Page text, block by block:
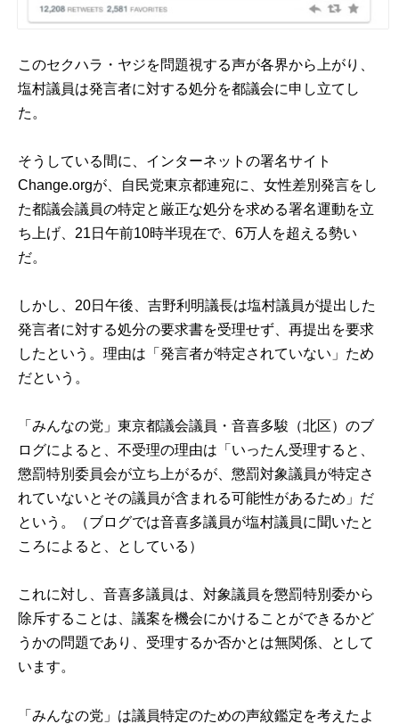
このセクハラ・ヤジを問題視する声が各界から上がり、
塩村議員は発言者に対する処分を都議会に申し立てし
た。
そうしている間に、インターネットの署名サイト
Change.orgが、自民党東京都連宛に、女性差別発言をし
た都議会議員の特定と厳正な処分を求める署名運動を立
ち上げ、21日午前10時半現在で、6万人を超える勢い
だ。
しかし、20日午後、吉野利明議長は塩村議員が提出した
発言者に対する処分の要求書を受理せず、再提出を要求
したという。理由は「発言者が特定されていない」ため
だという。
「みんなの党」東京都議会議員・音喜多駿（北区）のブ
ログによると、不受理の理由は「いったん受理すると、
懲罰特別委員会が立ち上がるが、懲罰対象議員が特定さ
れていないとその議員が含まれる可能性があるため」だ
という。（ブログでは音喜多議員が塩村議員に聞いたと
ころによると、としている）
これに対し、音喜多議員は、対象議員を懲罰特別委から
除斥することは、議案を機会にかけることができるかど
うかの問題であり、受理するか否かとは無関係、として
います。
「みんなの党」は議員特定のための声紋鑑定を考えたよ